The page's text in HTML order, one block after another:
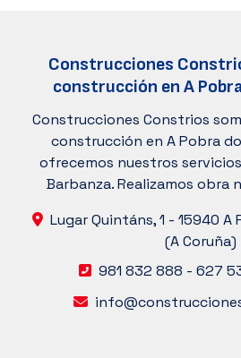
Construcciones
construcción en A
Construcciones Constrios
construcción en A Pobra
ofrecemos nuestros
Barbanza. Realizamos obra
Lugar Quintáns, 1 - 15940 A
(A Coruña)
981 832 888 - 627